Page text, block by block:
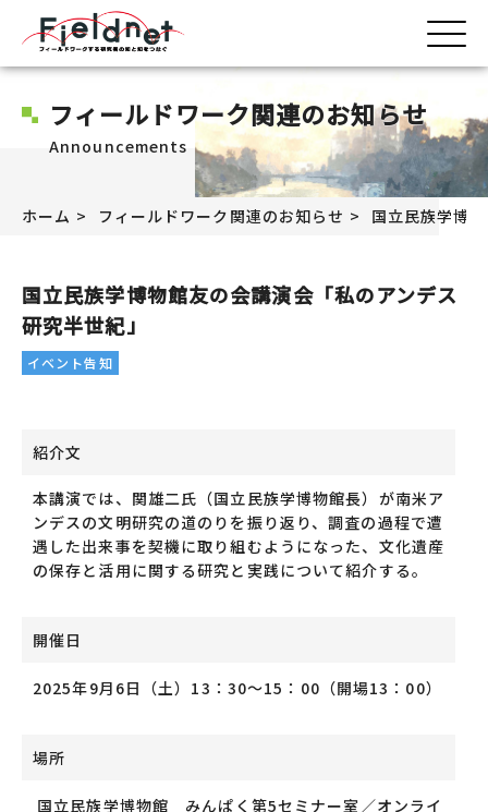
フィールドワーク関連のお知らせ
Announcements
ホーム フィールドワーク関連のお知らせ 国立民族学博
国立民族学博物館友の会講演会「私のアンデス
研究半世紀」
イベント告知
紹介文
本講演では、関雄二氏（国立民族学博物館長）が南米ア
ンデスの文明研究の道のりを振り返り、調査の過程で遭
遇した出来事を契機に取り組むようになった、文化遺産
の保存と活用に関する研究と実践について紹介する。
開催日
2025年9月6日（土）13：30～15：00（開場13：00）
場所
国立民族学博物館 みんぱく第5セミナー室／オンライ